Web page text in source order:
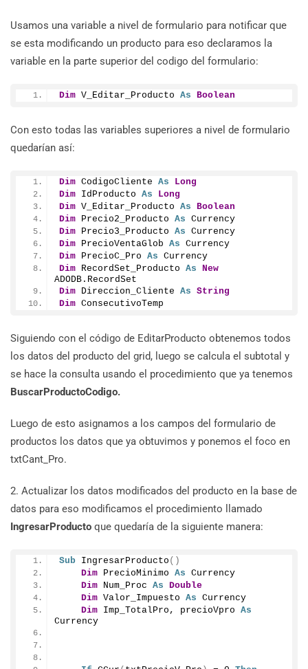
Usamos una variable a nivel de formulario para notificar que
se esta modificando un producto para eso declaramos la
variable en la parte superior del codigo del formulario:
Dim V_Editar_Producto As Boolean
Con esto todas las variables superiores a nivel de formulario
quedarían así:
Dim CodigoCliente As
Long
Dim IdProducto As
Long
Dim V_Editar_Producto As Boolean
Dim Precio2_Producto As Currency
Dim Precio3_Producto As Currency
Dim PrecioVentaGlob As Currency
Dim PrecioC_Pro As Currency
Dim RecordSet_Producto As New
ADODB. RecordSet
Dim Direccion_Cliente As String
Dim ConsecutivoTemp
Siguiendo con el código de EditarProducto obtenemos todos
los datos del producto del grid, luego se calcula el subtotal y
se hace la consulta usando el procedimiento que ya tenemos
BuscarProductoCodigo.
Luego de esto asignamos a los campos del formulario de
productos los datos que ya obtuvimos y ponemos el foco en
txtCant_Pro.
2. Actualizar los datos modificados del producto en la base de
datos para eso modificamos el procedimiento llamado
IngresarProducto que quedaría de la siguiente manera:
Sub IngresarProducto ()
Dim PrecioMinimo As Currency
Dim Num_Proc As Double
Dim Valor_Impuesto As Currency
Dim Imp_TotalPro, precioVpro As
Currency